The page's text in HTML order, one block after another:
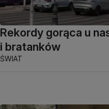
Rekordy gorąca u
i bratanków
ŚWIAT